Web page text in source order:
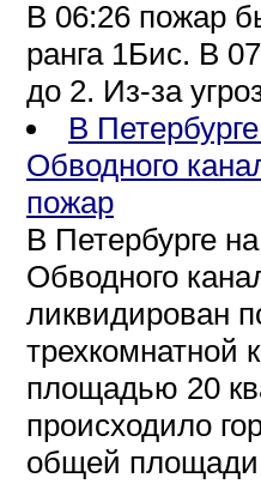
В 06:26 пожар
ранга 1Бис. В
до 2. Из-за
В
Обводного
пожар
В Петербурге
Обводного
ликвидирован
трехкомнатной
площадью 20
происходило
общей площади